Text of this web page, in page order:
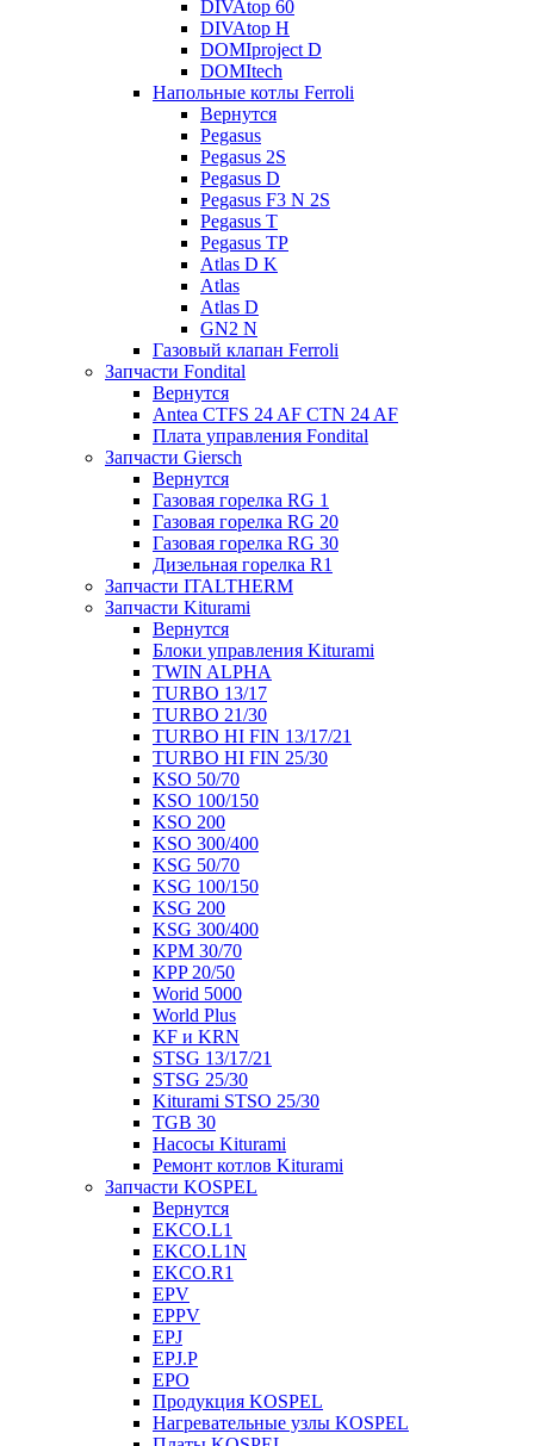
DIVAtop 60
DIVAtop H
DOMIproject D
DOMItech
Напольные котлы Ferroli
Вернутся
Pegasus
Pegasus 2S
Pegasus D
Pegasus F3 N 2S
Pegasus T
Pegasus TP
Atlas D K
Atlas
Atlas D
GN2 N
Газовый клапан Ferroli
Запчасти Fondital
Вернутся
Antea CTFS 24 AF CTN 24 AF
Плата управления Fondital
Запчасти Giersch
Вернутся
Газовая горелка RG 1
Газовая горелка RG 20
Газовая горелка RG 30
Дизельная горелка R1
Запчасти ITALTHERM
Запчасти Kiturami
Вернутся
Блоки управления Kiturami
TWIN ALPHA
TURBO 13/17
TURBO 21/30
TURBO HI FIN 13/17/21
TURBO HI FIN 25/30
KSO 50/70
KSO 100/150
KSO 200
KSO 300/400
KSG 50/70
KSG 100/150
KSG 200
KSG 300/400
KPM 30/70
KPP 20/50
Worid 5000
World Plus
KF и KRN
STSG 13/17/21
STSG 25/30
Kiturami STSO 25/30
TGB 30
Насосы Kiturami
Ремонт котлов Kiturami
Запчасти KOSPEL
Вернутся
EKCO.L1
EKCO.L1N
EKCO.R1
EPV
EPPV
EPJ
EPJ.P
EPO
Продукция KOSPEL
Нагревательные узлы KOSPEL